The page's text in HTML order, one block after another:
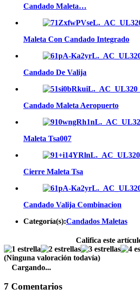
Candado Maleta…
Maleta Con Candado Integrado
Candado De Valija
Candado Maleta Aeropuerto
Maleta Tsa007
Cierre Maleta Tsa
Candado Valija Combinacion
Categoría(s):Candados Maletas
Califica este
(Ninguna valoración todavía)
Cargando...
7 Comentarios